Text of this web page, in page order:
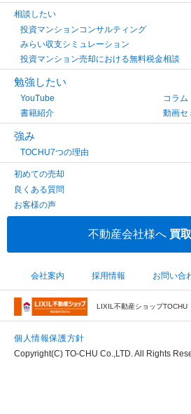
相談したい
投資マンションコンサルティング
みらい収支シミュレーション
投資マンション売却における無料税金相談
勉強したい
YouTube
コラム
書籍紹介
動画セ
強み
TOCHU7つの理由
初めての売却
良くある質問
お客様の声
不動産会社様へ 買
会社案内 採用情報 お問い合
LIXIL不動産ショップTOCHU
個人情報保護方針
Copyright(C) TO-CHU Co.,LTD. All Rights